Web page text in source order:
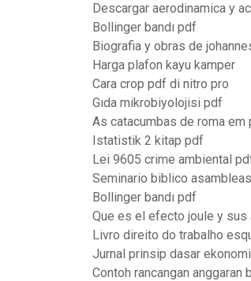
Descargar aerodinamica y
Bollinger bandı pdf
Biografia y obras de
Harga plafon kayu kamper
Cara crop pdf di nitro pro
Gıda mikrobiyolojisi pdf
As catacumbas de roma em
Istatistik 2 kitap pdf
Lei 9605 crime ambiental
Seminario biblico
Bollinger bandı pdf
Que es el efecto joule y sus
Livro direito do trabalho
Jurnal prinsip dasar
Contoh rancangan anggaran